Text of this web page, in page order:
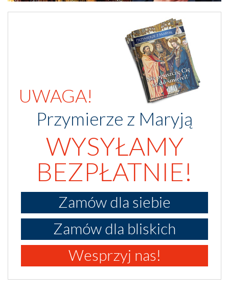
UWAGA!
Przymierze z Maryją
WYSYŁAMY
BEZPŁATNIE!
Zamów dla siebie
Zamów dla bliskich
Wesprzyj nas!